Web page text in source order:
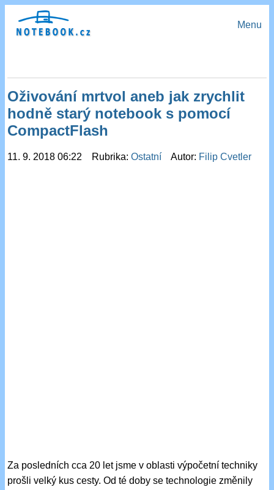
Menu
Oživování mrtvol aneb jak zrychlit
hodně starý notebook s pomocí
CompactFlash
11. 9. 2018 06:22 Rubrika:Ostatní Autor: Filip Cvetler
Za posledních cca 20 let jsme v oblasti výpočetní techniky
prošli velký kus cesty. Od té doby se technologie změnily